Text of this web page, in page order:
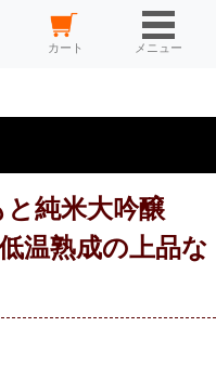
カート メニュー
純米大吟醸
熟成の上品な